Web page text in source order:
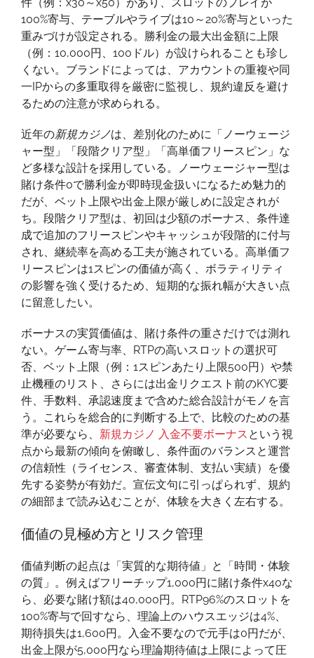
100%寄与、テーブルやライブは10～20%寄与といった
重みづけが設定される。勝利金の最大出金額に上限
（例：10,000円、100ドル）が設けられることも珍し
くない。ブランドによっては、アカウントの重複や同
一IPからの多重取得を厳密に監視し、規約違反を避け
るための注意が求められる。
近年の新規カジノは、差別化のために「ノーウェージ
ャー型」「段階クリア型」「高単価フリースピン」な
ど多様な設計を採用している。ノーウェージャー型は
賭け条件0で勝利金が即時現金扱いになるため魅力的
だが、ベット上限や出金上限が厳しめに設定されが
ち。段階クリア型は、初回は少額のボーナス、条件達
成で追加のフリースピンやキャッシュが段階的に付与
され、継続率を高める工夫が施されている。高単価フ
リースピンは1スピンの価値が高く、ボラティリティ
の影響を強く受けるため、短期的な振れ幅が大きい点
に留意したい。
ボーナスの実質価値は、賭け条件の重さだけでは測れ
ない。ゲーム寄与率、RTPの高いスロットの選択可
否、ベット上限（例：1スピンあたり上限500円）や禁
止機種のリスト、さらには出金リクエスト前のKYC要
件、手数料、承認速度まで含めた総合設計がモノを言
う。これらを総合的に判断する上で、比較のための基
準が必要なら、 新規カジノ 入金不要ボーナス という視
点から最新の傾向を俯瞰し、条件面のバランスと運営
の信頼性（ライセンス、審査体制、支払い実績）を優
先する姿勢が有効だ。宣伝文句に引っぱられず、規約
の細部まで読み込むことが、体験を大きく左右する。
価値の見極め方とリスク管理
価値判断の起点は「実質的な期待値」と「時間・体験
の質」。例えばフリーチップ1,000円に賭け条件x40な
ら、必要な賭け額は40,000円。RTP96%のスロットを
100%寄与で回すなら、理論上のハウスエッジは4%、
期待損失は1,600円。入金不要なので元手は0円だが、
出金上限が5,000円なら理論期待値は上限によって圧